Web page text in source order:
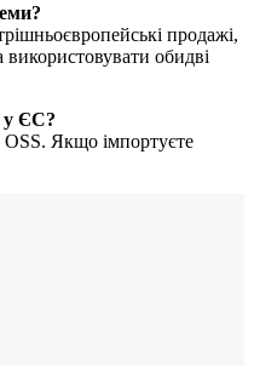
продажі,
обидві
у ЄС?
Якщо імпортуєте